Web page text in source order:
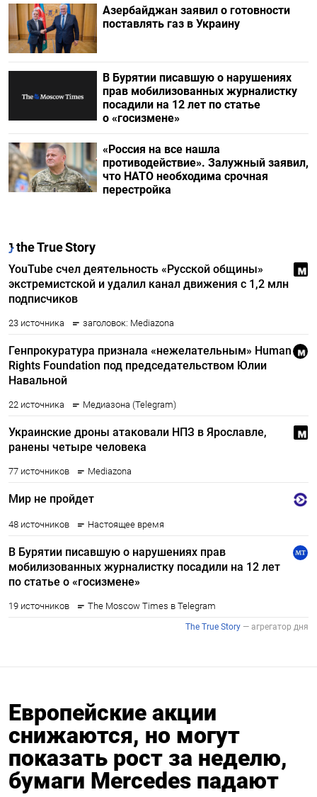
Азербайджан заявил о готовности
поставлять газ в Украину
В Бурятии писавшую о нарушениях
прав мобилизованных журналистку
посадили на 12 лет по статье
о «госизмене»
«Россия на все нашла
противодействие». Залужный заявил,
что НАТО необходима срочная
перестройка
Европейские акции
снижаются, но могут
показать рост за неделю,
бумаги Mercedes падают